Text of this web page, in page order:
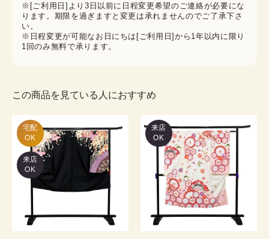
※[ご利用日]より3日以前に日程変更希望のご連絡が必要にな
ります。期限を過ぎますと変更は承れませんのでご了承下さ
い。
※日程変更が可能なお日にちは[ご利用日]から1年以内に限り
1回のみ無料で承ります。
この商品を見ている人におすすめ
宅配
OK
来店
OK
来店
OK